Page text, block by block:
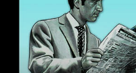
Les films par
genre
Séries